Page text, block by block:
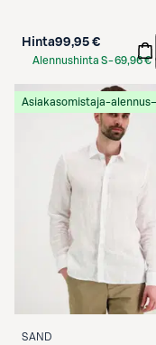
Hinta99,95 €
Alennushinta S-69,96 €
Asiakasomistaja-alennus
SAND